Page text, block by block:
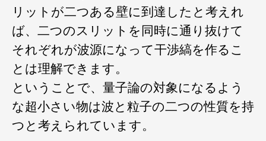
リットが二つある壁に到達したと考えれ
ば、二つのスリットを同時に通り抜けて
それぞれが波源になって干渉縞を作るこ
とは理解できます。
ということで、量子論の対象になるよう
な超小さい物は波と粒子の二つの性質を持
つと考えられています。